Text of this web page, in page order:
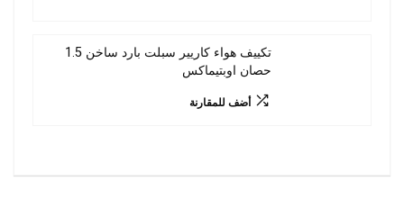
تكييف هواء كاريير سبلت بارد ساخن 1.5
حصان اوبتيماكس
أضف للمقارنة